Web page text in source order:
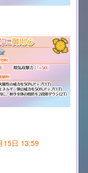
15日 13:59